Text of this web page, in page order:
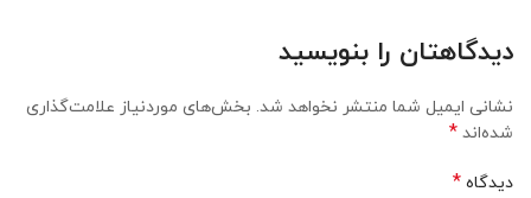
دیدگاهتان را بنویسید
نشانی ایمیل شما منتشر نخواهد شد. بخش‌های موردنیاز علامت‌گذاری
شده‌اند *
دیدگاه *